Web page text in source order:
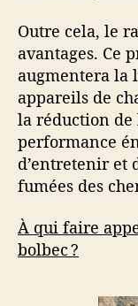
Outre cela, le
avantages. Ce
augmentera la
appareils de
la réduction
performance
d’entretenir et
fumées des
À qui faire
bolbec ?